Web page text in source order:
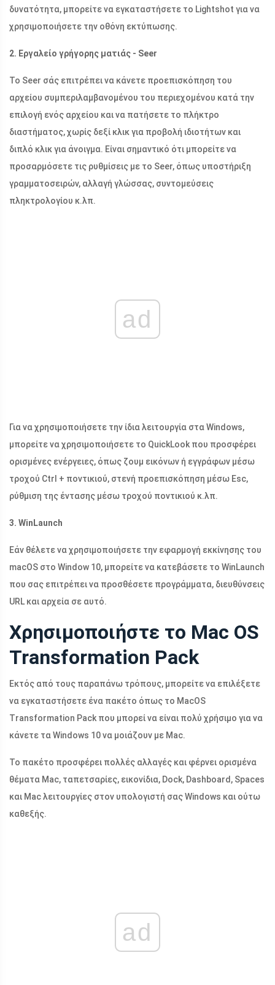
δυνατότητα, μπορείτε να εγκαταστήσετε το Lightshot για να
χρησιμοποιήσετε την οθόνη εκτύπωσης.
2. Εργαλείο γρήγορης ματιάς - Seer
Το Seer σάς επιτρέπει να κάνετε προεπισκόπηση του
αρχείου συμπεριλαμβανομένου του περιεχομένου κατά την
επιλογή ενός αρχείου και να πατήσετε το πλήκτρο
διαστήματος, χωρίς δεξί κλικ για προβολή ιδιοτήτων και
διπλό κλικ για άνοιγμα. Είναι σημαντικό ότι μπορείτε να
προσαρμόσετε τις ρυθμίσεις με το Seer, όπως υποστήριξη
γραμματοσειρών, αλλαγή γλώσσας, συντομεύσεις
πληκτρολογίου κ.λπ.
ad
Για να χρησιμοποιήσετε την ίδια λειτουργία στα Windows,
μπορείτε να χρησιμοποιήσετε το QuickLook που προσφέρει
ορισμένες ενέργειες, όπως ζουμ εικόνων ή εγγράφων μέσω
τροχού Ctrl + ποντικιού, στενή προεπισκόπηση μέσω Esc,
ρύθμιση της έντασης μέσω τροχού ποντικιού κ.λπ.
3. WinLaunch
Εάν θέλετε να χρησιμοποιήσετε την εφαρμογή εκκίνησης του
macOS στο Window 10, μπορείτε να κατεβάσετε το WinLaunch
που σας επιτρέπει να προσθέσετε προγράμματα, διευθύνσεις
URL και αρχεία σε αυτό.
Χρησιμοποιήστε το Mac OS
Transformation Pack
Εκτός από τους παραπάνω τρόπους, μπορείτε να επιλέξετε
να εγκαταστήσετε ένα πακέτο όπως το MacOS
Transformation Pack που μπορεί να είναι πολύ χρήσιμο για να
κάνετε τα Windows 10 να μοιάζουν με Mac.
Το πακέτο προσφέρει πολλές αλλαγές και φέρνει ορισμένα
θέματα Mac, ταπετσαρίες, εικονίδια, Dock, Dashboard, Spaces
και Mac λειτουργίες στον υπολογιστή σας Windows και ούτω
καθεξής.
ad